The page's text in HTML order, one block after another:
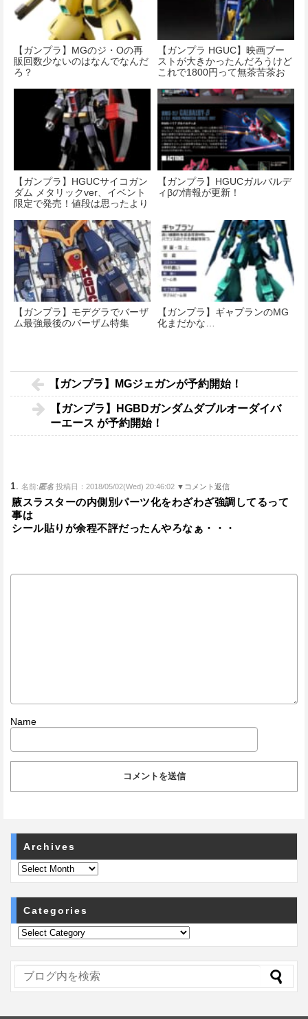
【ガンプラ】MGのジ・Oの再
販回数少ないのはなんでなんだ
ろ？
【ガンプラ HGUC】映画ブー
ストが大きかったんだろうけど
これで1800円って無茶苦茶お
【ガンプラ】HGUCサイコガン
ダム メタリックver、イベント
限定で発売！値段は思ったより
【ガンプラ】HGUCガルバルデ
ィβの情報が更新！
【ガンプラ】モデグラでバーザ
ム最強最後のバーザム特集
【ガンプラ】ギャプランのMG
化まだかな…
【ガンプラ】MGジェガンが予約開始！
【ガンプラ】HGBDガンダムダブルオーダイバ
ーエース が予約開始！
1. 名前:匿名 投稿日：2018/05/02(Wed) 20:46:02 ▼コメント返信
腋スラスターの内側別パーツ化をわざわざ強調してるって
事は
シール貼りが余程不評だったんやろなぁ・・・
Name
Archives
Categories